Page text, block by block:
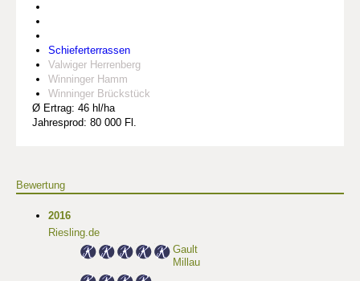
Schieferterrassen
Valwiger Herrenberg
Winninger Hamm
Winninger Brückstück
Ø Ertrag: 46 hl/ha
Jahresprod: 80 000 Fl.
Bewertung
2016
Riesling.de
Gault
Millau